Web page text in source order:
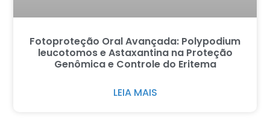
Fotoproteção Oral Avançada: Polypodium
leucotomos e Astaxantina na Proteção
Genômica e Controle do Eritema
LEIA MAIS